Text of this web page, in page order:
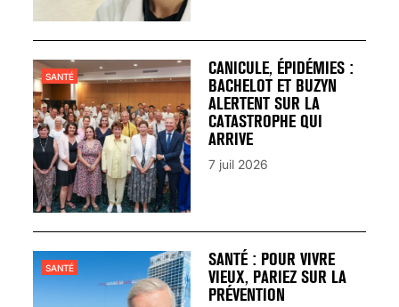
CANICULE, ÉPIDÉMIES :
BACHELOT ET BUZYN
ALERTENT SUR LA
CATASTROPHE QUI
ARRIVE
SANTÉ
7 juil 2026
SANTÉ : POUR VIVRE
VIEUX, PARIEZ SUR LA
PRÉVENTION
SANTÉ